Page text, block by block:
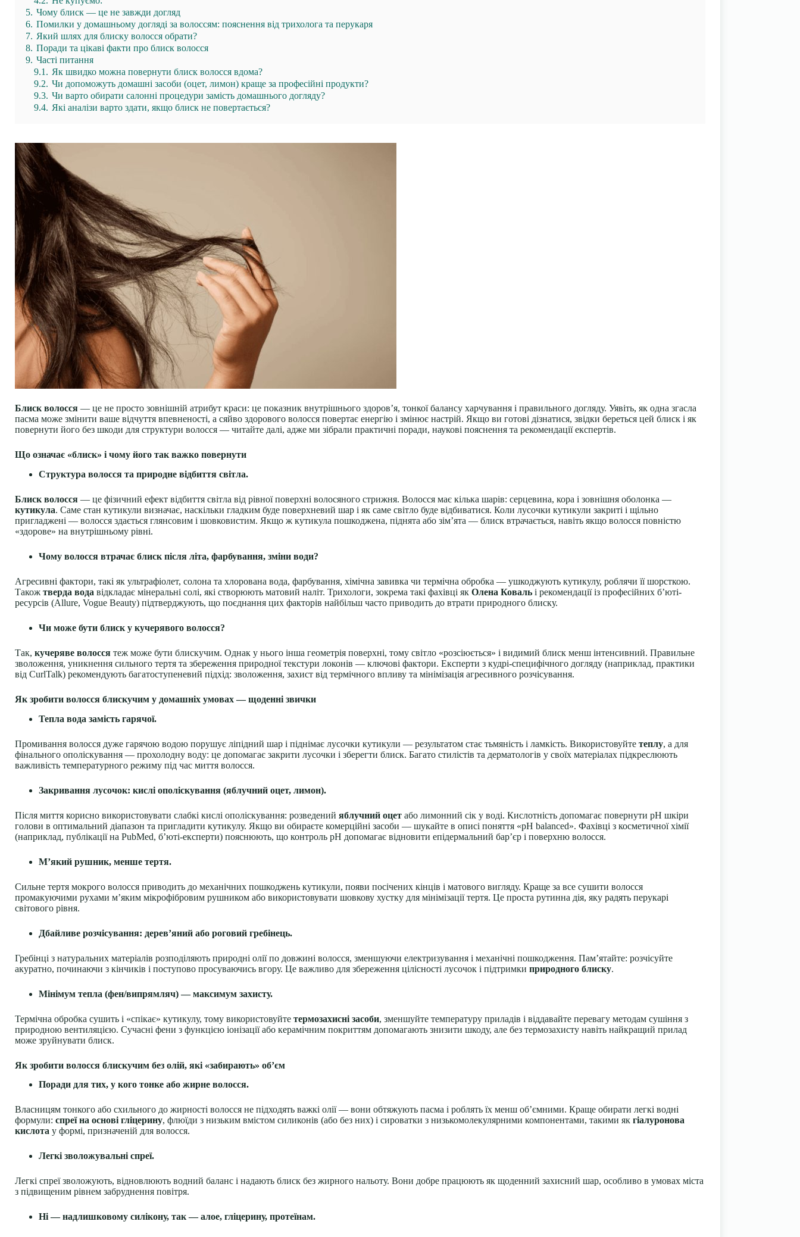
5. Чому блиск — це не завжди догляд
6. Помилки у домашньому догляді за волоссям: пояснення від трихолога та перукаря
7. Який шлях для блиску волосся обрати?
8. Поради та цікаві факти про блиск волосся
9. Часті питання
9.1. Як швидко можна повернути блиск волосся вдома?
9.2. Чи допоможуть домашні засоби (оцет, лимон) краще за професійні продукти?
9.3. Чи варто обирати салонні процедури замість домашнього догляду?
9.4. Які аналізи варто здати, якщо блиск не повертається?
Блиск волосся — це не просто зовнішній атрибут краси: це показник внутрішнього здоров’я, тонкої балансу харчування і правильного догляду. Уявіть, як одна згасла
пасма може змінити ваше відчуття впевненості, а сяйво здорового волосся повертає енергію і змінює настрій. Якщо ви готові дізнатися, звідки береться цей блиск і як
повернути його без шкоди для структури волосся — читайте далі, адже ми зібрали практичні поради, наукові пояснення та рекомендації експертів.
Що означає «блиск» і чому його так важко повернути
Структура волосся та природне відбиття світла.
Блиск волосся — це фізичний ефект відбиття світла від рівної поверхні волосяного стрижня. Волосся має кілька шарів: серцевина, кора і зовнішня оболонка —
кутикула. Саме стан кутикули визначає, наскільки гладким буде поверхневий шар і як саме світло буде відбиватися. Коли лусочки кутикули закриті і щільно
пригладжені — волосся здається глянсовим і шовковистим. Якщо ж кутикула пошкоджена, піднятa або зім’ята — блиск втрачається, навіть якщо волосся повністю
«здорове» на внутрішньому рівні.
Чому волосся втрачає блиск після літа, фарбування, зміни води?
Агресивні фактори, такі як ультрафіолет, солона та хлорована вода, фарбування, хімічна завивка чи термічна обробка — ушкоджують кутикулу, роблячи її шорсткою.
Також тверда вода відкладає мінеральні солі, які створюють матовий наліт. Трихологи, зокрема такі фахівці як Олена Коваль і рекомендації із професійних б’юті-
ресурсів (Allure, Vogue Beauty) підтверджують, що поєднання цих факторів найбільш часто приводить до втрати природного блиску.
Чи може бути блиск у кучерявого волосся?
Так, кучеряве волосся теж може бути блискучим. Однак у нього інша геометрія поверхні, тому світло «розсіюється» і видимий блиск менш інтенсивний. Правильне
зволоження, уникнення сильного тертя та збереження природної текстури локонів — ключові фактори. Експерти з кудрі-специфічного догляду (наприклад, практики
від CurlTalk) рекомендують багатоступеневий підхід: зволоження, захист від термічного впливу та мінімізація агресивного розчісування.
Як зробити волосся блискучим у домашніх умовах — щоденні звички
Тепла вода замість гарячої.
Промивання волосся дуже гарячою водою порушує ліпідний шар і піднімає лусочки кутикули — результатом стає тьмяність і ламкість. Використовуйте теплу, а для
фінального ополіскування — прохолодну воду: це допомагає закрити лусочки і зберегти блиск. Багато стилістів та дерматологів у своїх матеріалах підкреслюють
важливість температурного режиму під час миття волосся.
Закривання лусочок: кислі ополіскування (яблучний оцет, лимон).
Після миття корисно використовувати слабкі кислі ополіскування: розведений яблучний оцет або лимонний сік у воді. Кислотність допомагає повернути pH шкіри
голови в оптимальний діапазон та пригладити кутикулу. Якщо ви обираєте комерційні засоби — шукайте в описі поняття «pH balanced». Фахівці з косметичної хімії
(наприклад, публікації на PubMed, б’юті-експерти) пояснюють, що контроль pH допомагає відновити епідермальний бар’єр і поверхню волосся.
М’який рушник, менше тертя.
Сильне тертя мокрого волосся приводить до механічних пошкоджень кутикули, появи посічених кінців і матового вигляду. Краще за все сушити волосся
промакуючими рухами м’яким мікрофібровим рушником або використовувати шовкову хустку для мінімізації тертя. Це проста рутинна дія, яку радять перукарі
світового рівня.
Дбайливе розчісування: дерев’яний або роговий гребінець.
Гребінці з натуральних матеріалів розподіляють природні олії по довжині волосся, зменшуючи електризування і механічні пошкодження. Пам’ятайте: розчісуйте
акуратно, починаючи з кінчиків і поступово просуваючись вгору. Це важливо для збереження цілісності лусочок і підтримки природного блиску.
Мінімум тепла (фен/випрямляч) — максимум захисту.
Термічна обробка сушить і «спікає» кутикулу, тому використовуйте термозахисні засоби, зменшуйте температуру приладів і віддавайте перевагу методам сушіння з
природною вентиляцією. Сучасні фени з функцією іонізації або керамічним покриттям допомагають знизити шкоду, але без термозахисту навіть найкращий прилад
може зруйнувати блиск.
Як зробити волосся блискучим без олій, які «забирають» обʼєм
Поради для тих, у кого тонке або жирне волосся.
Власницям тонкого або схильного до жирності волосся не підходять важкі олії — вони обтяжують пасма і роблять їх менш об’ємними. Краще обирати легкі водні
формули: спреї на основі гліцерину, флюїди з низьким вмістом силиконів (або без них) і сироватки з низькомолекулярними компонентами, такими як гіалуронова
кислота у формі, призначеній для волосся.
Легкі зволожувальні спреї.
Легкі спреї зволожують, відновлюють водний баланс і надають блиск без жирного нальоту. Вони добре працюють як щоденний захисний шар, особливо в умовах міста
з підвищеним рівнем забруднення повітря.
Ні — надлишковому силікону, так — алое, гліцерину, протеїнам.